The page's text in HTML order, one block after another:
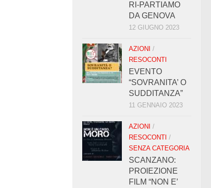
RI-PARTIAMO
DA GENOVA
12 GIUGNO 2023
AZIONI /
RESOCONTI
EVENTO
“SOVRANITA’ O
SUDDITANZA”
11 GENNAIO 2023
AZIONI /
RESOCONTI /
SENZA CATEGORIA
SCANZANO:
PROIEZIONE
FILM “NON E’